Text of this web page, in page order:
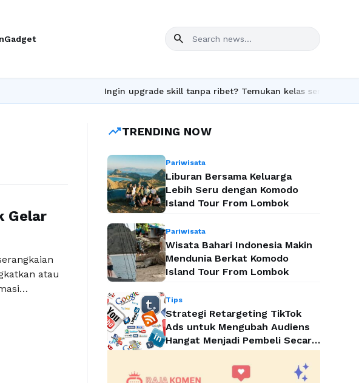
Gadget search
Ingin upgrade skill tanpa ribet? Temukan kelas seru dan
Gelar
atau
trending_upTRENDING NOW
Pariwisata
Liburan Bersama Keluarga
Lebih Seru dengan Komodo
Island Tour From Lombok
Pariwisata
Wisata Bahari Indonesia Makin
Mendunia Berkat Komodo
Island Tour From Lombok
Tips
Strategi Retargeting TikTok
Ads untuk Mengubah Audiens
Hangat Menjadi Pembeli Secara
Efektif